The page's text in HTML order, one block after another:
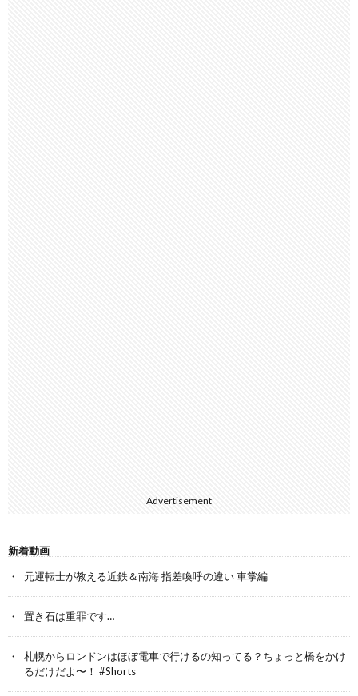
Advertisement
新着動画
元運転士が教える近鉄＆南海 指差喚呼の違い 車掌編
置き石は重罪です…
札幌からロンドンはほぼ電車で行けるの知ってる？ちょっと橋をかけ
るだけだよ〜！ #Shorts